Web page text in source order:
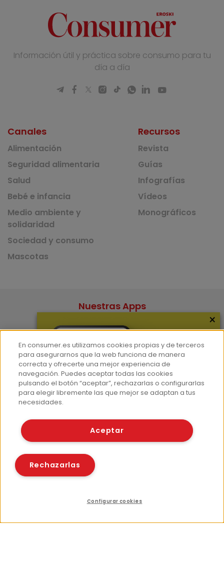
Información útil y práctica sobre consumo para tu
día a día
Canales
Alimentación
Seguridad alimentaria
Salud
Bebé e infancia
Medio ambiente y
solidaridad
Sociedad y consumo
Mascotas
Recursos
Revista
Guías
Infografías
Vídeos
Monográficos
¿Quiénes somos?
Contacto
Nuestras Apps
App de recetas
App del Camino de Santiago
×
En consumer.es utilizamos cookies propias y de terceros
para asegurarnos que la web funciona de manera
correcta y ofrecerte una mejor experiencia de
navegación. Puedes aceptar todas las cookies
pulsando el botón “aceptar”, rechazarlas o configurarlas
para elegir libremente las que mejor se adaptan a tus
necesidades.
Aceptar
Rechazarlas
Configurar cookies